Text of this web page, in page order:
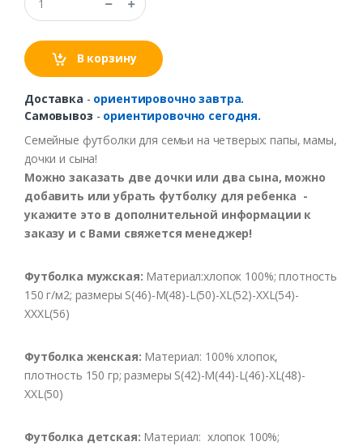
В корзину
Доставка - ориентировочно завтра.
Самовывоз - ориентировочно сегодня.
Семейные футболки для семьи на четверых: папы, мамы,
дочки и сына!
Можно заказать две дочки или два сына, можно
добавить или убрать футболку для ребенка -
укажите это в дополнительной информации к
заказу и с Вами свяжется менеджер!
Футболка мужская: Материал:хлопок 100%; плотность
150 г/м2; размеры S(46)-M(48)-L(50)-XL(52)-XXL(54)-
XXXL(56)
Футболка женская: Материал: 100% хлопок,
плотность 150 гр; размеры S(42)-M(44)-L(46)-XL(48)-
XXL(50)
Футболка детская: Материал: хлопок 100%;